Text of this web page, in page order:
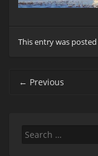
This entry was posted
Post navigation
← Previous
Search